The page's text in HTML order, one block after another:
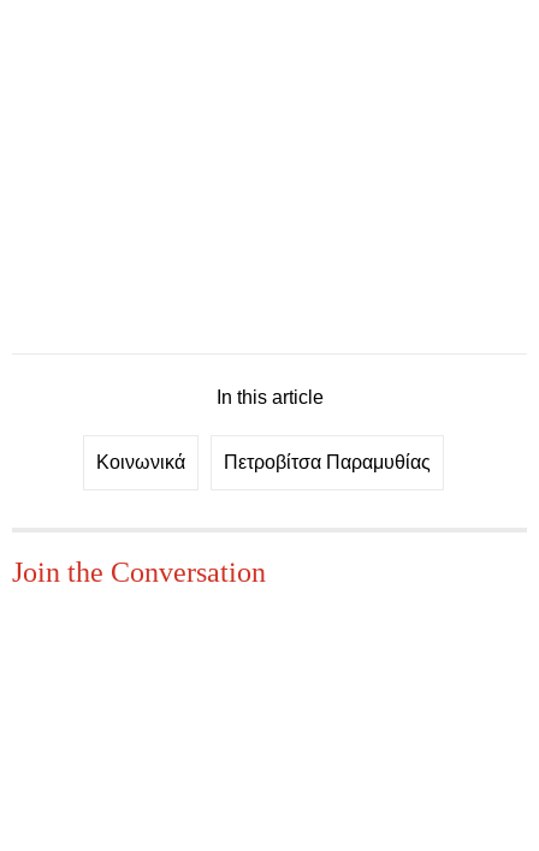
In this article
Κοινωνικά Πετροβίτσα Παραμυθίας
Join the Conversation